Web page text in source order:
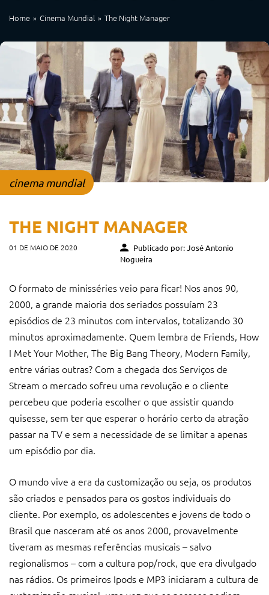
Home Cinema Mundial The Night Manager
cinema mundial
THE NIGHT MANAGER
01 DE MAIO DE 2020
Publicado por: José Antonio
Nogueira
O formato de minisséries veio para ficar! Nos anos 90,
2000, a grande maioria dos seriados possuíam 23
episódios de 23 minutos com intervalos, totalizando 30
minutos aproximadamente. Quem lembra de Friends, How
I Met Your Mother, The Big Bang Theory, Modern Family,
entre várias outras? Com a chegada dos Serviços de
Stream o mercado sofreu uma revolução e o cliente
percebeu que poderia escolher o que assistir quando
quisesse, sem ter que esperar o horário certo da atração
passar na TV e sem a necessidade de se limitar a apenas
um episódio por dia.
O mundo vive a era da customização ou seja, os produtos
são criados e pensados para os gostos individuais do
cliente. Por exemplo, os adolescentes e jovens de todo o
Brasil que nasceram até os anos 2000, provavelmente
tiveram as mesmas referências musicais – salvo
regionalismos – com a cultura pop/rock, que era divulgado
nas rádios. Os primeiros Ipods e MP3 iniciaram a cultura de